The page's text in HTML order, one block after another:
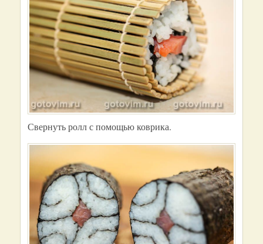
Свернуть ролл с помощью коврика.